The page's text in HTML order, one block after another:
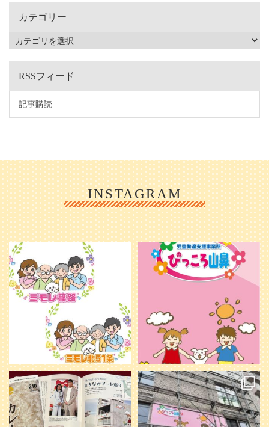
カテゴリー
RSSフィード
記事購読
INSTAGRAM
利用者様やご家族の皆さまに、親し
みや温かさが伝わるようなデザイン
を目指し、ミモレのイラストを新し
く作...
20 0
＼ 2026年6月1日 OPEN ／
...
25 0
本日発売のオトンvol.210号に掲載さ
れました！...
28 1
『ぴっころ山鼻』オープンに向けて
準備が着々と進んでいます。
皆さんお楽しみに〜
...
26 0